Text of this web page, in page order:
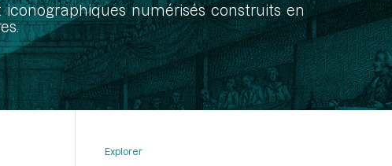
numérisés construits en
Explorer